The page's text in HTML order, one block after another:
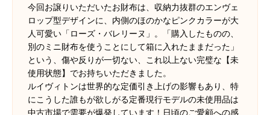
今回お譲りいただいたお財布は、収納力抜群のエンヴェ
ロップ型デザインに、内側のほのかなピンクカラーが大
人可愛い「ローズ・バレリーヌ」。「購入したものの、
別のミニ財布を使うことにして箱に入れたままだった」
という、傷や反りが一切ない、これ以上ない完璧な【未
使用状態】でお持ちいただきました。
ルイヴィトンは世界的な定価引き上げの影響もあり、特
にこうした誰もが欲しがる定番現行モデルの未使用品は
中古市場で需要が爆発しています！日頃のご愛顧への感